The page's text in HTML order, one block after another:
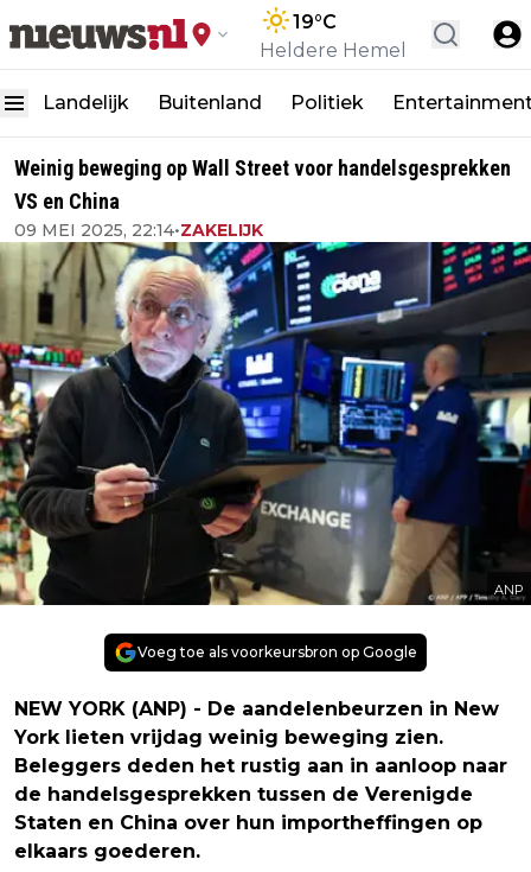
19°C
Heldere Hemel
Landelijk Buitenland Politiek
Weinig beweging op Wall Street voor handelsgesprekken
VS en China
09 MEI 2025, 22:14•ZAKELIJK
ANP
Voeg toe als voorkeursbron op Google
NEW YORK (ANP) - De aandelenbeurzen in New
York lieten vrijdag weinig beweging zien.
Beleggers deden het rustig aan in aanloop naar
de handelsgesprekken tussen de Verenigde
Staten en China over hun importheffingen op
elkaars goederen.